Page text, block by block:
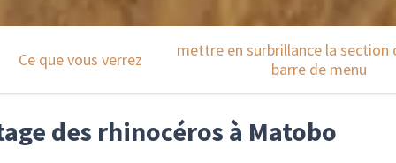
Ce que vous verrez
mettre en surbrillance la section
barre de menu
des rhinocéros à Matobo